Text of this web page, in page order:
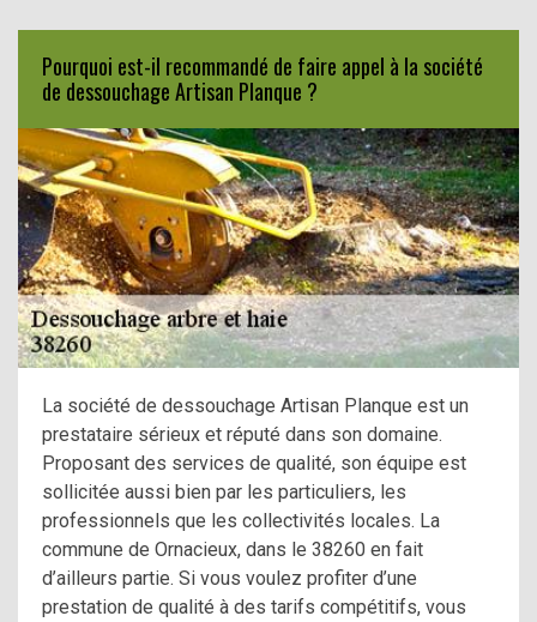
Pourquoi est-il recommandé de faire appel à la société
de dessouchage Artisan Planque ?
La société de dessouchage Artisan Planque est un
prestataire sérieux et réputé dans son domaine.
Proposant des services de qualité, son équipe est
sollicitée aussi bien par les particuliers, les
professionnels que les collectivités locales. La
commune de Ornacieux, dans le 38260 en fait
d’ailleurs partie. Si vous voulez profiter d’une
prestation de qualité à des tarifs compétitifs, vous